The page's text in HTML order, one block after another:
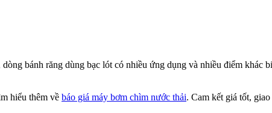
bánh răng dùng bạc lót có nhiều ứng dụng và nhiều điểm khác
hiểu thêm về báo giá máy bơm chìm nước thải. Cam kết giá tốt,